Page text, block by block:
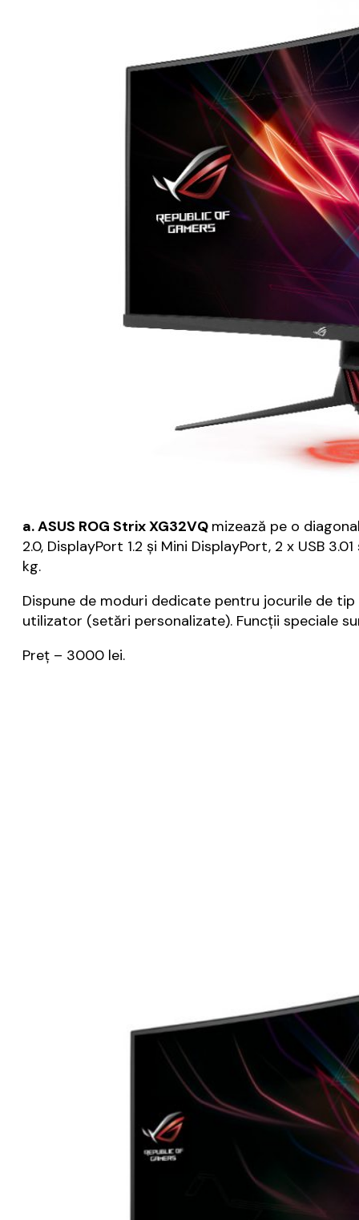
a. ASUS ROG Strix XG32VQ mizează pe o
2.0, DisplayPort 1.2 și Mini DisplayPort, 2 x USB
kg.
Dispune de moduri dedicate pentru jocurile de tip
utilizator (setări personalizate). Funcții speciale
Preț – 3000 lei.